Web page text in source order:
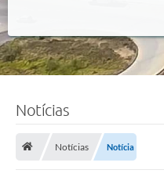
Notícias
Notícias Notícia